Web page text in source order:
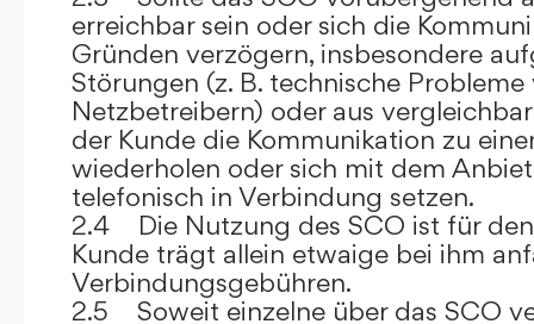
erreichbar sein oder sich die
Gründen verzögern, insbesondere
Störungen (z. B. technische
Netzbetreibern) oder aus
der Kunde die Kommunikation zu
wiederholen oder sich mit dem
telefonisch in Verbindung setzen.
2.4 Die Nutzung des SCO ist für den
Kunde trägt allein etwaige bei ihm
Verbindungsgebühren.
2.5 Soweit einzelne über das SCO